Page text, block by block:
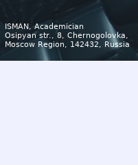
ISMAN, Academician
Osipyan str., 8, Chernogolovka,
Moscow Region, 142432, Russia